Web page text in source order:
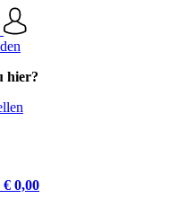
hier?
€ 0,00